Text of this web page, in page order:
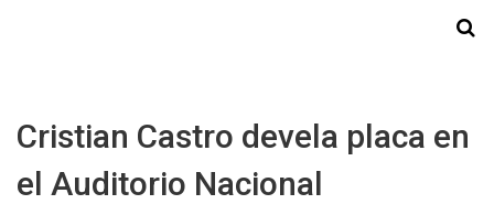
Cristian Castro devela placa en
el Auditorio Nacional